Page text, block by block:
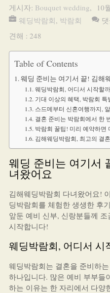
게시자: Bouquet wedding,
10
웨딩박람회, 박람회
견해 : 248
Table of Contents
웨딩 준비는 여기서 끝! 김해
웨딩박람회, 어디서 시작할
기대 이상의 혜택, 박람회 특
스드메부터 신혼여행까지,
결혼 준비는 박람회에서 한
박람회 꿀팁! 미리 예약하면
김해웨딩박람회, 최고의 결
웨딩 준비는 여기서
녀왔어요
김해웨딩박람회 다녀왔어요!
딩박람회를 체험한 생생한 후
앞둔 예비 신부, 신랑분들께
시작합니다!
웨딩박람회, 어디서 시
웨딩박람회는 결혼을 준비하
하나입니다. 많은 예비 부부들
하는 이유는 한 자리에서 다양